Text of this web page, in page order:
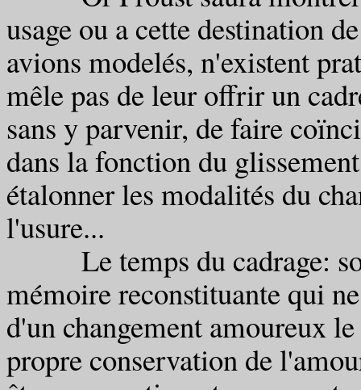
usage ou a cette destination
avions modelés, n'existent
mêle pas de leur offrir un
sans y parvenir, de faire
dans la fonction du
étalonner les modalités du
l'usure...
Le temps du cadrage:
mémoire reconstituante qui
d'un changement amoureux
propre conservation de